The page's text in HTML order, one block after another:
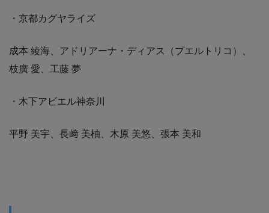
・京都カグヤライズ
成本 綾海、アドリアーナ・ディアス（プエルトリコ）、
枝廣 愛、工藤 夢
・木下アビエル神奈川
平野 美宇、長﨑 美柚、木原 美悠、張本 美和